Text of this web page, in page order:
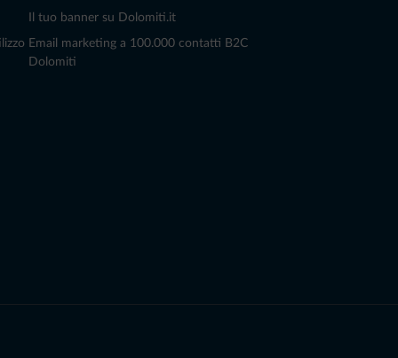
Il tuo banner su Dolomiti.it
Email marketing a 100.000 contatti B2C
Dolomiti